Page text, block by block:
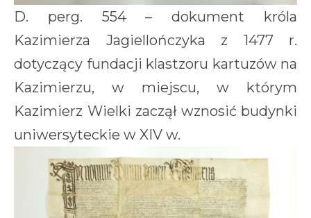
D. perg. 554 – dokument króla
Kazimierza Jagiellończyka z 1477 r.
dotyczący fundacji klastzoru kartuzów na
Kazimierzu, w miejscu, w którym
Kazimierz Wielki zaczął wznosić budynki
uniwersyteckie w XIV w.